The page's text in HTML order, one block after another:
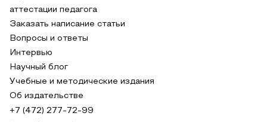
аттестации педагога
Заказать написание статьи
Вопросы и ответы
Интервью
Научный блог
Учебные и методические издания
Об издательстве
+7 (472) 277-72-99